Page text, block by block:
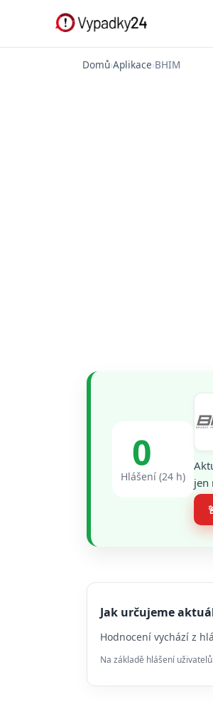
Domů›Aplikace›BHIM
0
Hlášení (24 h)
jen
Jak určujeme
Hodnocení vychází z
Na základě hlášení